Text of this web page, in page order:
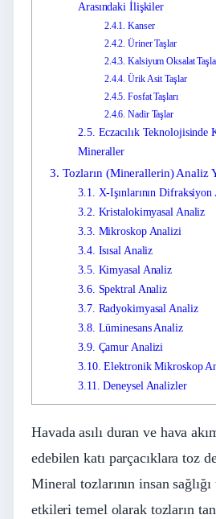
Arasındaki İlişkiler
2.4.1. Kanser
2.4.2. Üriner Taşlar
2.4.3. Kalsiyum Oksalat
2.4.4. Ürik Asit Taşlar
2.4.5. Fosfat Taşları
2.4.6. Nadir Taşlar
2.5. Eczacılık Teknolojisinde
Mineraller
3. Tozların (Minerallerin) Analiz
3.1. X-Işınlarının
3.2. Kristalokimyasal Analiz
3.3. Mikroskop Analizi
3.4. Isısal Analiz
3.5. Kimyasal Analiz
3.6. Spektral Analiz
3.7. Radyokimyasal Analiz
3.8. Lüminesans Analiz
3.9. Çamur Analizi
3.10. Elektronik Mikroskop
3.11. Deneysel Analizler
Havada asılı duran ve hava
edebilen katı parçacıklara toz
Mineral tozlarının insan
etkileri temel olarak tozların